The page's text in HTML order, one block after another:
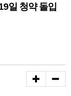
일 청약 돌입